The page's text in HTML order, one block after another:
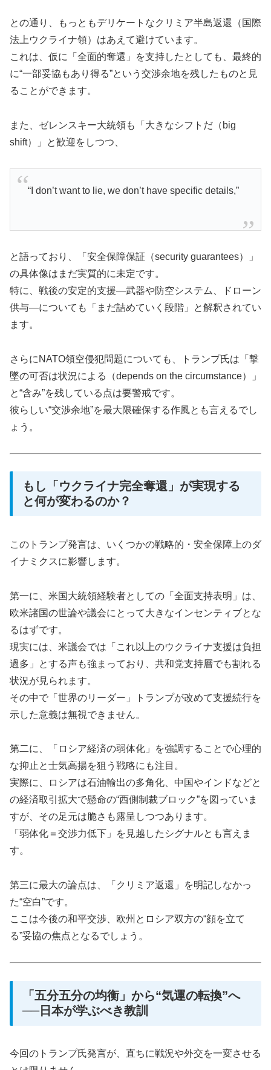
との通り、もっともデリケートなクリミア半島返還（国際
法上ウクライナ領）はあえて避けています。
これは、仮に「全面的奪還」を支持したとしても、最終的
に“一部妥協もあり得る”という交渉余地を残したものと見
ることができます。
また、ゼレンスキー大統領も「大きなシフトだ（big
shift）」と歓迎をしつつ、
“I don’t want to lie, we don’t have specific details,”
と語っており、「安全保障保証（security guarantees）」
の具体像はまだ実質的に未定です。
特に、戦後の安定的支援—武器や防空システム、ドローン
供与—についても「まだ詰めていく段階」と解釈されてい
ます。
さらにNATO領空侵犯問題についても、トランプ氏は「撃
墜の可否は状況による（depends on the circumstance）」
と“含み”を残している点は要警戒です。
彼らしい“交渉余地”を最大限確保する作風とも言えるでし
ょう。
もし「ウクライナ完全奪還」が実現する
と何が変わるのか？
このトランプ発言は、いくつかの戦略的・安全保障上のダ
イナミクスに影響します。
第一に、米国大統領経験者としての「全面支持表明」は、
欧米諸国の世論や議会にとって大きなインセンティブとな
るはずです。
現実には、米議会では「これ以上のウクライナ支援は負担
過多」とする声も強まっており、共和党支持層でも割れる
状況が見られます。
その中で「世界のリーダー」トランプが改めて支援続行を
示した意義は無視できません。
第二に、「ロシア経済の弱体化」を強調することで心理的
な抑止と士気高揚を狙う戦略にも注目。
実際に、ロシアは石油輸出の多角化、中国やインドなどと
の経済取引拡大で懸命の“西側制裁ブロック”を図っていま
すが、その足元は脆さも露呈しつつあります。
「弱体化＝交渉力低下」を見越したシグナルとも言えま
す。
第三に最大の論点は、「クリミア返還」を明記しなかっ
た“空白”です。
ここは今後の和平交渉、欧州とロシア双方の“顔を立て
る”妥協の焦点となるでしょう。
「五分五分の均衡」から“気運の転換”へ
──日本が学ぶべき教訓
今回のトランプ氏発言が、直ちに戦況や外交を一変させる